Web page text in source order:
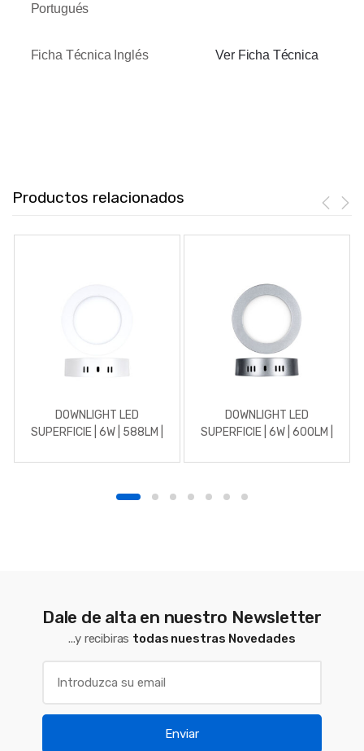
Portugués
Ficha Técnica Inglés Ver Ficha Técnica
Productos relacionados
DOWNLIGHT LED
SUPERFICIE | 6W | 588LM |
BLANCO
DOWNLIGHT LED
SUPERFICIE | 6W | 600LM |
MATE
Dale de alta en nuestro Newsletter
...y recibiras todas nuestras Novedades
Enviar